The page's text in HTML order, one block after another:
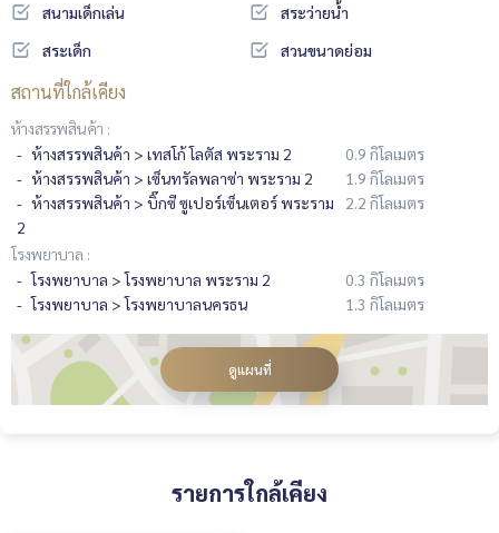
สนามเด็กเล่น
สระว่ายน้ำ
สระเด็ก
สวนขนาดย่อม
สถานที่ใกล้เคียง
ห้างสรรพสินค้า :
ห้างสรรพสินค้า > เทสโก้ โลตัส พระราม 2
0.9 กิโลเมตร
ห้างสรรพสินค้า > เซ็นทรัลพลาซ่า พระราม 2
1.9 กิโลเมตร
ห้างสรรพสินค้า > บิ๊กซี ซูเปอร์เซ็นเตอร์ พระราม
2
2.2 กิโลเมตร
โรงพยาบาล :
โรงพยาบาล > โรงพยาบาล พระราม 2
0.3 กิโลเมตร
โรงพยาบาล > โรงพยาบาลนครธน
1.3 กิโลเมตร
ดูแผนที่
รายการใกล้เคียง